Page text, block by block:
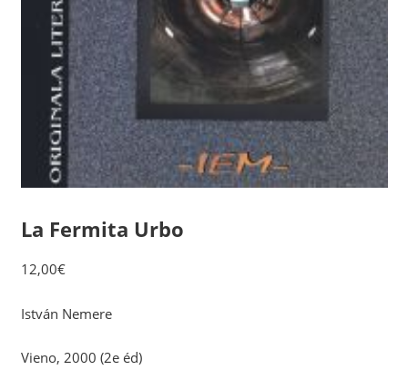
La Fermita Urbo
12,00€
István Nemere
Vieno, 2000 (2e éd)